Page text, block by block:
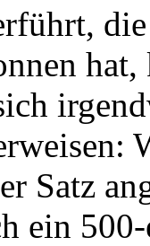
Satz
ein